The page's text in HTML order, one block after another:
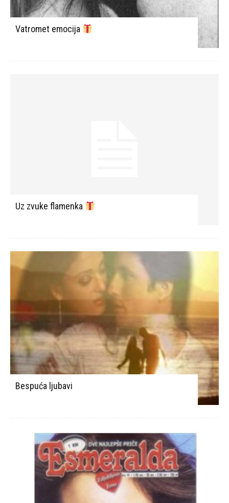
Vatromet emocija
Uz zvuke flamenka
Bespuća ljubavi